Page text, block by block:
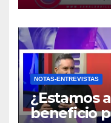
NOTAS-ENTREVISTAS
¿Estamos
beneficio